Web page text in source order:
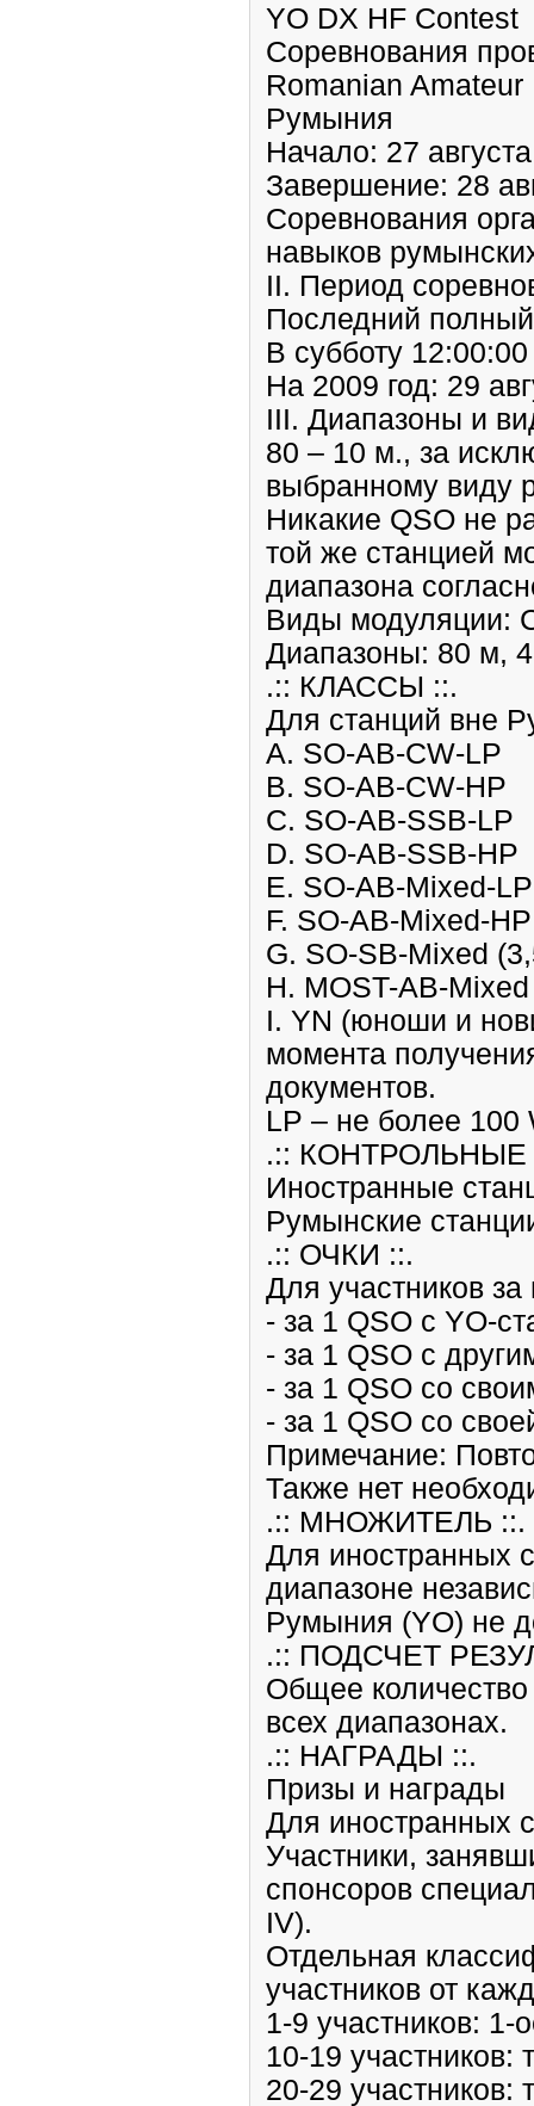
YO DX HF Contest
Соревнования
Romanian
Румыния
Начало: 27
Завершение: 28
Соревнования
навыков
II. Период
Последний полный
В субботу
На 2009 год: 29
III. Диапазоны и
80 – 10 м., за
выбранному виду
Никакие QSO не
той же станцией
диапазона
Виды модуляции:
Диапазоны: 80 м,
.:: КЛАССЫ ::.
Для станций вне
A. SO-AB-CW-LP
B. SO-AB-CW-HP
C. SO-AB-SSB-LP
D. SO-AB-SSB-HP
E. SO-AB-Mixed-LP
F. SO-AB-Mixed-HP
G. SO-SB-Mixed
H. MOST-AB-Mixed
I. YN (юноши и
момента
документов.
LP – не более
.::
Иностранные
Румынские
.:: ОЧКИ ::.
Для участников
- за 1 QSO с YO-
- за 1 QSO с
- за 1 QSO со
- за 1 QSO со
Примечание:
Также нет
.:: МНОЖИТЕЛЬ ::.
Для иностранных
диапазоне
Румыния (YO) не
.:: ПОДСЧЕТ
Общее
всех диапазонах.
.:: НАГРАДЫ ::.
Призы и награды
Для иностранных
Участники,
спонсоров
IV).
Отдельная
участников от
1-9 участников: 1-
10-19 участников:
20-29 участников: